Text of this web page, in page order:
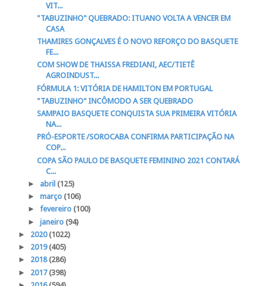
VIT...
"TABUZINHO" QUEBRADO: ITUANO VOLTA A VENCER EM
CASA
THAMIRES GONÇALVES É O NOVO REFORÇO DO BASQUETE
FE...
COM SHOW DE THAISSA FREDIANI, AEC/TIETÊ
AGROINDUST...
FÓRMULA 1: VITÓRIA DE HAMILTON EM PORTUGAL
"TABUZINHO" INCÔMODO A SER QUEBRADO
SAMPAIO BASQUETE CONQUISTA SUA PRIMEIRA VITÓRIA
NA...
PRÓ-ESPORTE /SOROCABA CONFIRMA PARTICIPAÇÃO NA
COP...
COPA SÃO PAULO DE BASQUETE FEMININO 2021 CONTARÁ
C...
► abril (125)
► março (106)
► fevereiro (100)
► janeiro (94)
► 2020(1022)
► 2019(405)
► 2018(286)
► 2017(398)